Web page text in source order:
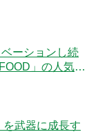
ーションし続
」の人気の
を武器に成長す